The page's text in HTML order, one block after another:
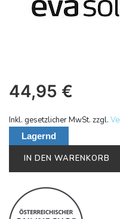
44,95 €
Inkl. gesetzlicher MwSt. zzgl.
Lagernd
IN DEN WARENKORB